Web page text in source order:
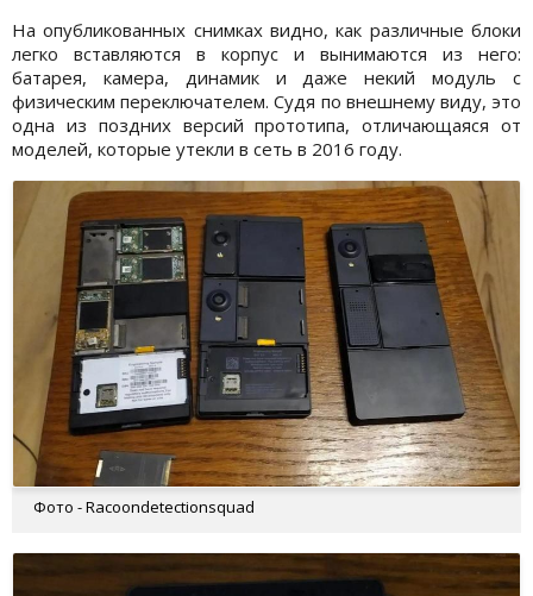
На опубликованных снимках видно, как различные блоки
легко вставляются в корпус и вынимаются из него:
батарея, камера, динамик и даже некий модуль с
физическим переключателем. Судя по внешнему виду, это
одна из поздних версий прототипа, отличающаяся от
моделей, которые утекли в сеть в 2016 году.
Фото - Racoondetectionsquad